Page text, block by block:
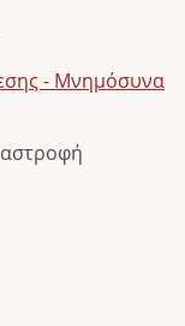
- Μνημόσυνα